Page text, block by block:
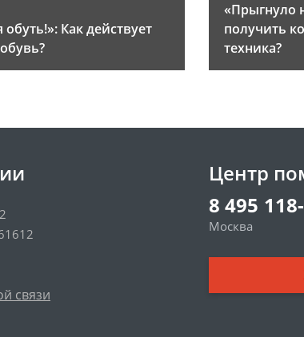
Как действует
«Прыгнуло
получить
техника?
связи
Центр
8 495
Москва